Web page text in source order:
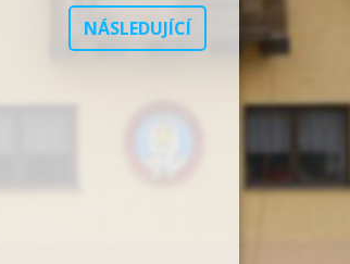
NÁSLEDUJÍCÍ